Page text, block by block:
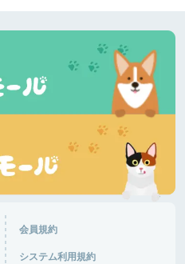
ピーク外したいですね。
です。柴犬多いです。ランチ
ゃいで嬉しいです。
ノラマパーク
っていて、犬達は楽しくお友
しんでいました。さすがG
入りが大変そうだった！
会員規約
システム利用規約